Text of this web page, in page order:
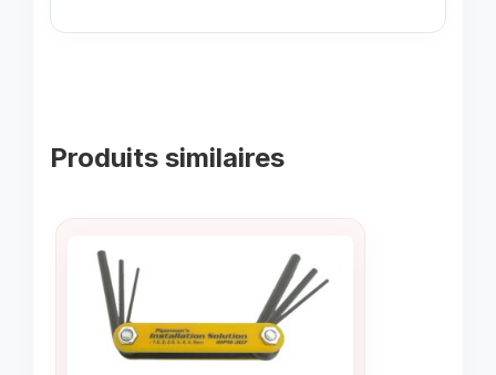
Produits similaires